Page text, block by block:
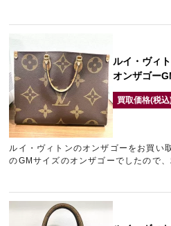
額
ルイ・ヴィ
オンザゴー
買取価格(税込
ルイ・ヴィトンのオンザゴーをお買い取りいた
のGMサイズのオンザゴーでしたので
ただきました。 ルイ・ヴィ